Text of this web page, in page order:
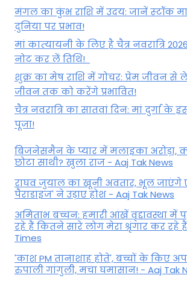
मंगल का कुंभ राशि में उदय: जानें स्‍टॉक
दुनिया पर प्रभाव!
मां कात्‍यायनी के लिए है चैत्र नवरात्रि
नोट कर लें तिथि!
शुक्र का मेष राशि में गोचर: प्रेम जीवन से
जीवन तक को करेंगे प्रभावित!
चैत्र नवरात्रि का सातवां दिन: मां दुर्गा के
पूजा!
बिजनेसमैन के प्यार में मलाइका अरोड़ा,
छोटा साथी? खुला राज - Aaj Tak News
राघव जुयाल का खूनी अवतार, भूल जाएंगे
पैराडाइज' ने उड़ाए होश - Aaj Tak News
अमिताभ बच्चन: हमारी आंखें वृद्दावस्था में
रहे हैं कितने सारे लोग मेरा श्रृंगार कर रहे
Times
'काश PM तानाशाह होते', बच्चों के किए
रुपाली गांगुली, मचा घमासान! - Aaj Tak